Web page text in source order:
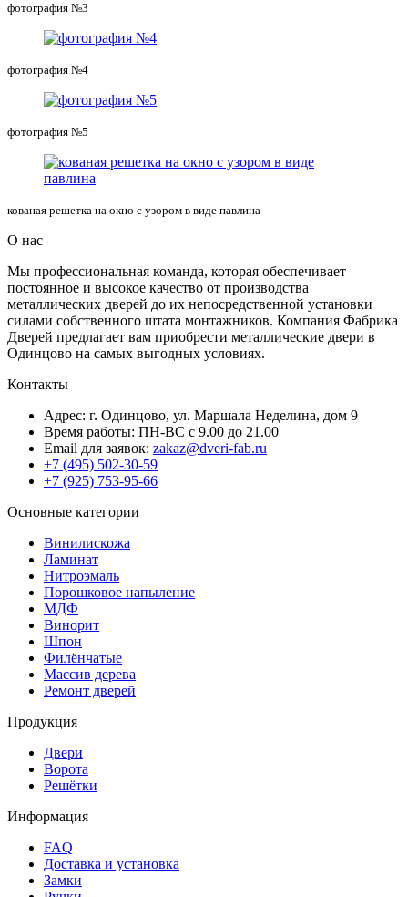
фотография №3
фотография №4
фотография №5
кованая решетка на окно с узором в виде павлина
О нас
Мы профессиональная команда, которая обеспечивает
постоянное и высокое качество от производства
металлических дверей до их непосредственной установки
силами собственного штата монтажников. Компания Фабрика
Дверей предлагает вам приобрести металлические двери в
Одинцово на самых выгодных условиях.
Контакты
Адрес: г. Одинцово, ул. Маршала Неделина, дом 9
Время работы: ПН-ВС с 9.00 до 21.00
Email для заявок: zakaz@dveri-fab.ru
+7 (495) 502-30-59
+7 (925) 753-95-66
Основные категории
Винилискожа
Ламинат
Нитроэмаль
Порошковое напыление
МДФ
Винорит
Шпон
Филёнчатые
Массив дерева
Ремонт дверей
Продукция
Двери
Ворота
Решётки
Информация
FAQ
Доставка и установка
Замки